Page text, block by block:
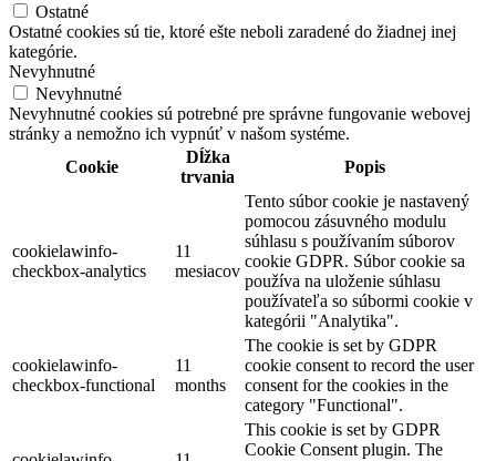
Ostatné
Ostatné cookies sú tie, ktoré ešte neboli zaradené do žiadnej inej
kategórie.
Nevyhnutné
Nevyhnutné
Nevyhnutné cookies sú potrebné pre správne fungovanie webovej
stránky a nemožno ich vypnúť v našom systéme.
Cookie
Dĺžka
trvania
Popis
cookielawinfo-
checkbox-analytics
11
mesiacov
Tento súbor cookie je nastavený
pomocou zásuvného modulu
súhlasu s používaním súborov
cookie GDPR. Súbor cookie sa
používa na uloženie súhlasu
používateľa so súbormi cookie v
kategórii "Analytika".
cookielawinfo-
checkbox-functional
11
months
The cookie is set by GDPR
cookie consent to record the user
consent for the cookies in the
category "Functional".
This cookie is set by GDPR
Cookie Consent plugin. The